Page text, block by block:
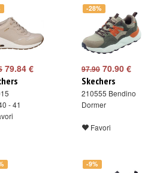
79.84 €
- 41
-28%
97.90 70.90 €
Skechers
210555 Bendino
Dormer
Favori
-9%